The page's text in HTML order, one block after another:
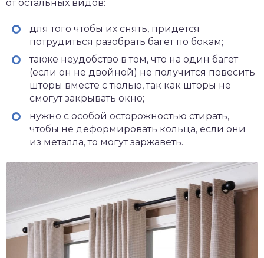
от остальных видов:
для того чтобы их снять, придется
потрудиться разобрать багет по бокам;
также неудобство в том, что на один багет
(если он не двойной) не получится повесить
шторы вместе с тюлью, так как шторы не
смогут закрывать окно;
нужно с особой осторожностью стирать,
чтобы не деформировать кольца, если они
из металла, то могут заржаветь.